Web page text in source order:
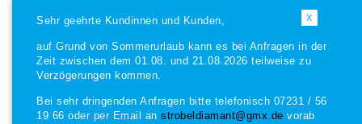
X
Sehr geehrte Kundinnen und Kunden,
auf Grund von Sommerurlaub kann es bei Anfragen in der
Zeit zwischen dem 01.08. und 21.08.2026 teilweise zu
Verzögerungen kommen.
Bei sehr dringenden Anfragen bitte telefonisch 07231 / 56
19 66 oder per Email an strobeldiamant@gmx.de vorab